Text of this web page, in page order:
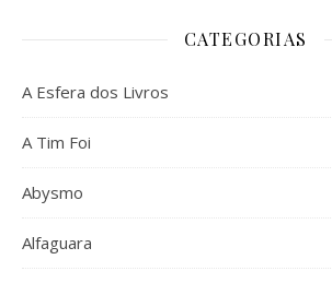
CATEGORIAS
A Esfera dos Livros
A Tim Foi
Abysmo
Alfaguara